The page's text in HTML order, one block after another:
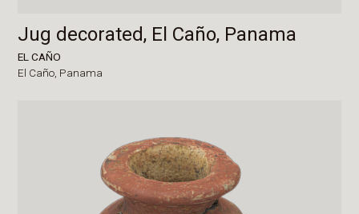
Jug decorated, El Caño, Panama
EL CAÑO
El Caño, Panama